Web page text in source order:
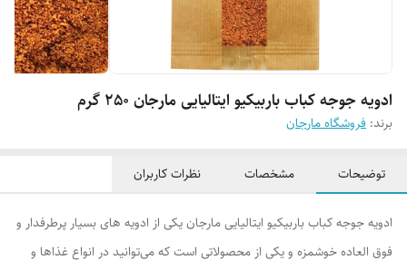
ادویه جوجه کباب باربیکیو ایتالیایی مارجان 250 گرم
برند: فروشگاه مارجان
توضیحات مشخصات نظرات کاربران
ادویه جوجه کباب باربیکیو ایتالیایی مارجان یکی از ادویه های بسیار پرطرفدار و
فوق العاده خوشمزه و یکی از محصولاتی است که می‌توانید در انواع غذاها و